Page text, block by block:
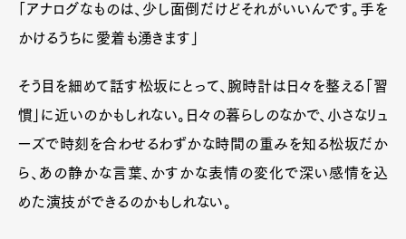
「アナログなものは、少し面倒だけどそれがいいんです。手を
かけるうちに愛着も湧きます」
そう目を細めて話す松坂にとって、腕時計は日々を整える「習
慣」に近いのかもしれない。日々の暮らしのなかで、小さなリュ
ーズで時刻を合わせるわずかな時間の重みを知る松坂だか
ら、あの静かな言葉、かすかな表情の変化で深い感情を込
めた演技ができるのかもしれない。